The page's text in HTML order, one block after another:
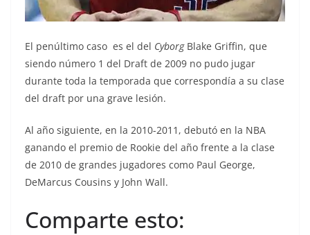
El penúltimo caso es el del Cyborg Blake Griffin, que
siendo número 1 del Draft de 2009 no pudo jugar
durante toda la temporada que correspondía a su clase
del draft por una grave lesión.
Al año siguiente, en la 2010-2011, debutó en la NBA
ganando el premio de Rookie del año frente a la clase
de 2010 de grandes jugadores como Paul George,
DeMarcus Cousins y John Wall.
Comparte esto: